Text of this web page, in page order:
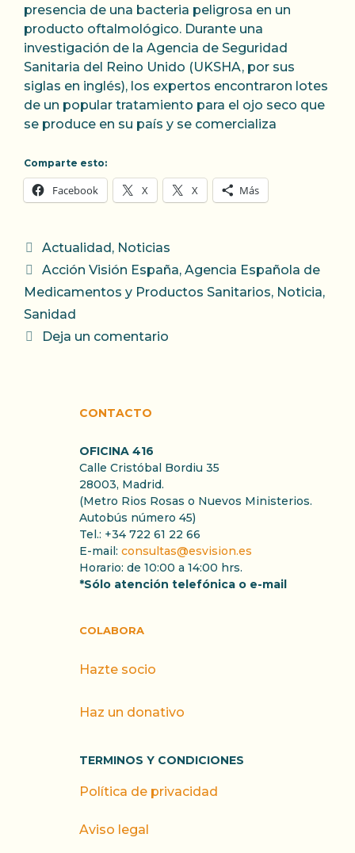
presencia de una bacteria peligrosa en un
producto oftalmológico. Durante una
investigación de la Agencia de Seguridad
Sanitaria del Reino Unido (UKSHA, por sus
siglas en inglés), los expertos encontraron lotes
de un popular tratamiento para el ojo seco que
se produce en su país y se comercializa
Comparte esto:
Facebook X X Más
Categorías
Actualidad , Noticias
Etiquetas
Acción Visión España, Agencia Española de
Medicamentos y Productos Sanitarios, Noticia,
Sanidad
Deja un comentario
CONTACTO
OFICINA 416
Calle Cristóbal Bordiu 35
28003, Madrid.
(Metro Rios Rosas o Nuevos Ministerios.
Autobús número 45)
Tel.: +34 722 61 22 66
E-mail: consultas@esvision.es
Horario: de 10:00 a 14:00 hrs.
*Sólo atención telefónica o e-mail
COLABORA
Hazte socio
Haz un donativo
TERMINOS Y CONDICIONES
Política de privacidad
Aviso legal